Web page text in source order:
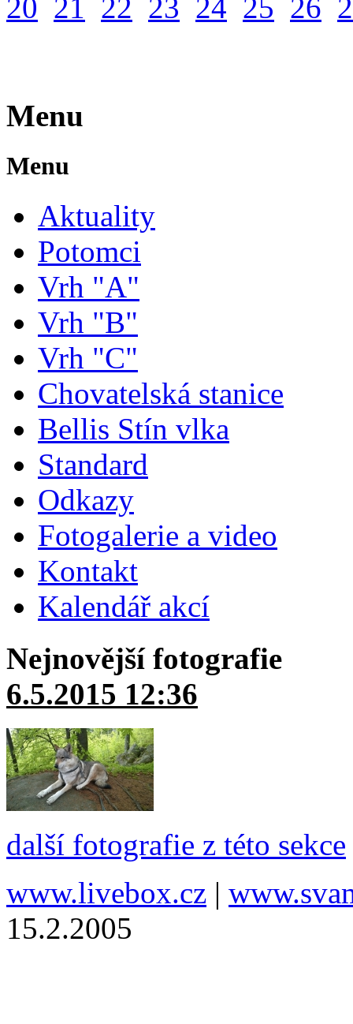
20 21 22 23 24 25 26
Menu
Menu
Aktuality
Potomci
Vrh "A"
Vrh "B"
Vrh "C"
Chovatelská stanice
Bellis Stín vlka
Standard
Odkazy
Fotogalerie a video
Kontakt
Kalendář akcí
Nejnovější fotografie
6.5.2015 12:36
další fotografie z této sekce
www.livebox.cz |
15.2.2005